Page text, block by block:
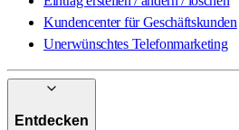
Kundencenter für Geschäftskunden
Unerwünschtes Telefonmarketing
Entdecken